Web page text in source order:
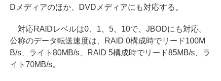
Dメディアのほか、DVDメディアにも対応する。
対応RAIDレベルは0、1、5、10で、JBODにも対応。
公称のデータ転送速度は、RAID 0構成時でリード100M
B/s、ライト80MB/s、RAID 5構成時でリード85MB/s、ラ
イト70MB/s。